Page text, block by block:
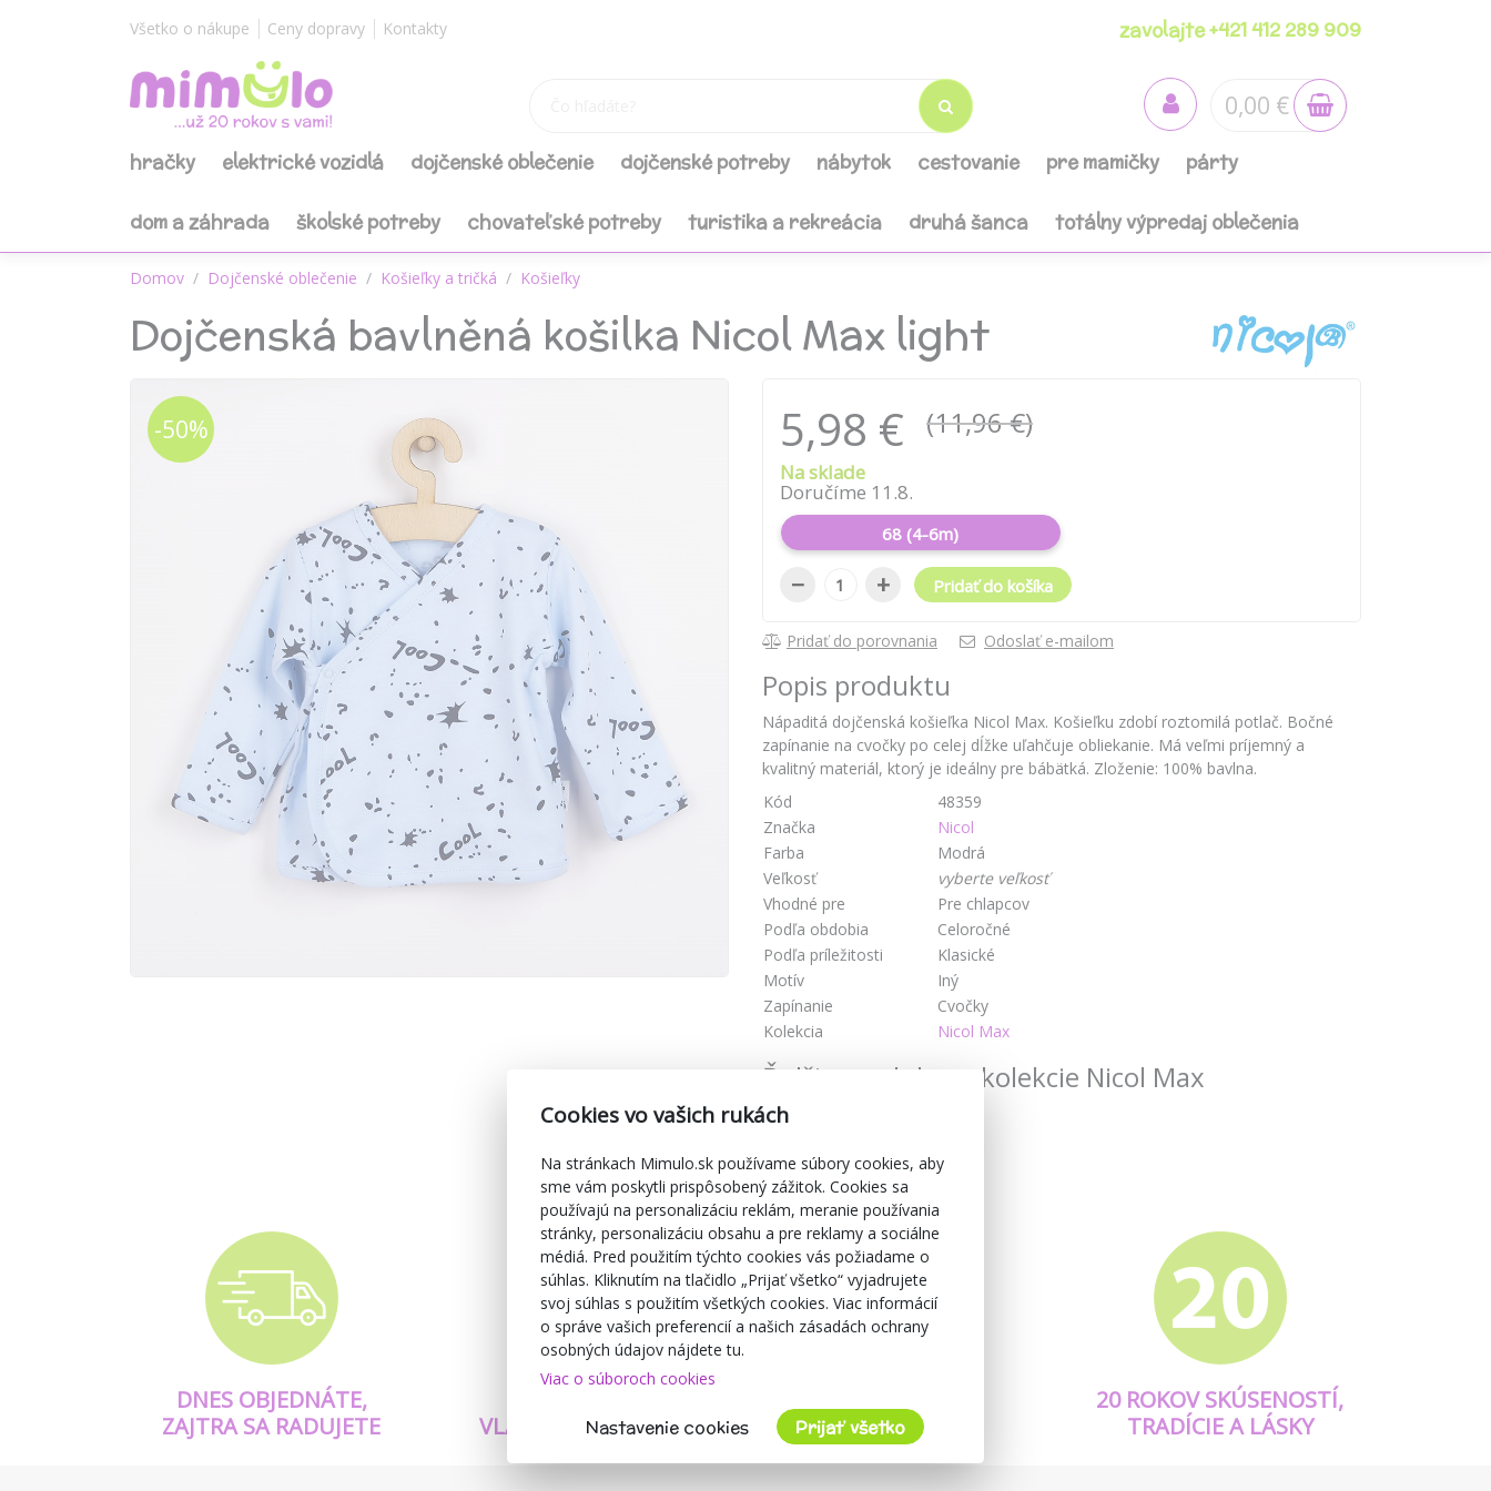
Všetko o nákupe Ceny dopravy Kontakty zavolajte +421 412 289 909
0,00 €
hračky elektrické vozidlá dojčenské oblečenie dojčenské potreby nábytok cestovanie pre mamičky párty
dom a záhrada školské potreby chovateľské potreby turistika a rekreácia druhá šanca totálny výpredaj oblečenia
Domov Dojčenské oblečenie Košieľky a tričká Košieľky
Dojčenská bavlněná košilka Nicol Max light
-50% 5,98 € (11,96 €)
Na sklade
Doručíme 11.8.
68 (4-6m)
− + Pridať do košíka
Pridať do porovnania Odoslať e-mailom
Popis produktu
Nápaditá dojčenská košieľka Nicol Max. Košieľku zdobí roztomilá potlač. Bočné
zapínanie na cvočky po celej dĺžke uľahčuje obliekanie. Má veľmi príjemný a
kvalitný materiál, ktorý je ideálny pre bábätká. Zloženie: 100% bavlna.
Kód
48359
Značka
Nicol
Farba
Modrá
Veľkosť
vyberte veľkosť
Vhodné pre
Pre chlapcov
Podľa obdobia
Celoročné
Podľa príležitosti
Klasické
Motív
Iný
Zapínanie
Cvočky
Kolekcia
Nicol Max
Ďalšie produkty z kolekcie Nicol Max
DNES OBJEDNÁTE,
ZAJTRA SA RADUJETE
VLASTNÉ PRODUKTY
A KVALITA
20 ROKOV SKÚSENOSTÍ,
TRADÍCIE A LÁSKY
Cookies vo vašich rukách
Na stránkach Mimulo.sk používame súbory cookies, aby
sme vám poskytli prispôsobený zážitok. Cookies sa
používajú na personalizáciu reklám, meranie používania
stránky, personalizáciu obsahu a pre reklamy a sociálne
médiá. Pred použitím týchto cookies vás požiadame o
súhlas. Kliknutím na tlačidlo „Prijať všetko“ vyjadrujete
svoj súhlas s použitím všetkých cookies. Viac informácií
o správe vašich preferencií a našich zásadách ochrany
osobných údajov nájdete tu.
Viac o súboroch cookies
Nastavenie cookies Prijať všetko